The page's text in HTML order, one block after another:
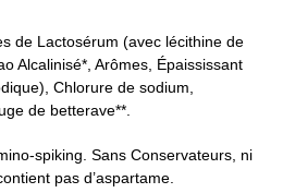
de Lactosérum (avec lécithine de
Alcalinisé*, Arômes, Épaississant
Chlorure de sodium,
de betterave**.
spiking. Sans Conservateurs, ni
pas d’aspartame.